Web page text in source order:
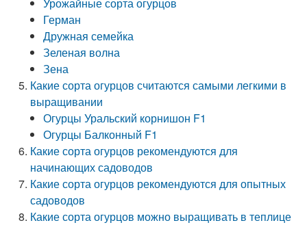
Герман
Дружная семейка
Зеленая волна
Зена
Какие сорта огурцов считаются самыми легкими в
выращивании
Огурцы Уральский корнишон F1
Огурцы Балконный F1
Какие сорта огурцов рекомендуются для
начинающих садоводов
Какие сорта огурцов рекомендуются для опытных
садоводов
Какие сорта огурцов можно выращивать в теплице